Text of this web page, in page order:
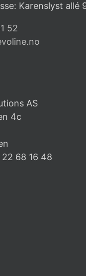
Karenslyst allé
52
AS
4c
68 16 48